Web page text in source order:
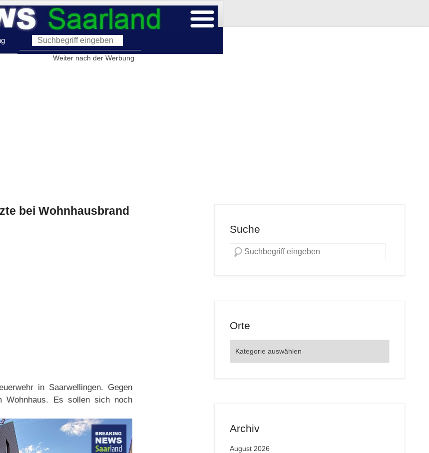
Weiter nach der Werbung
bei Wohnhausbrand
in Saarwellingen. Gegen
Wohnhaus. Es sollen sich noch
Suche
Orte
Archiv
August 2026